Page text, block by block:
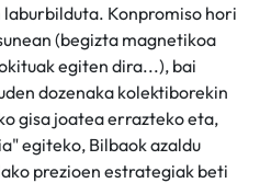
Konpromiso hori
(begizta magnetikoa
egiten dira...), bai
dozenaka kolektiborekin
gisa joatea errazteko eta,
egiteko, Bilbaok azaldu
prezioen estrategiak beti